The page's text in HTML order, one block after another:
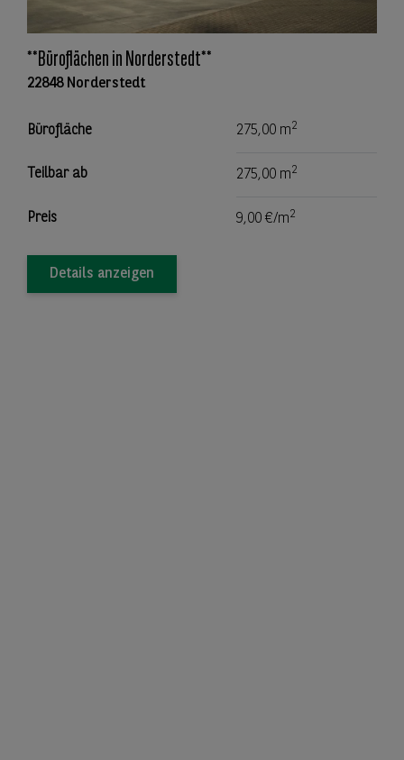
**Büroflächen in Norderstedt**
22848 Norderstedt
Bürofläche 275,00 m2
Teilbar ab 275,00 m2
Preis 9,00 €/m2
Details anzeigen